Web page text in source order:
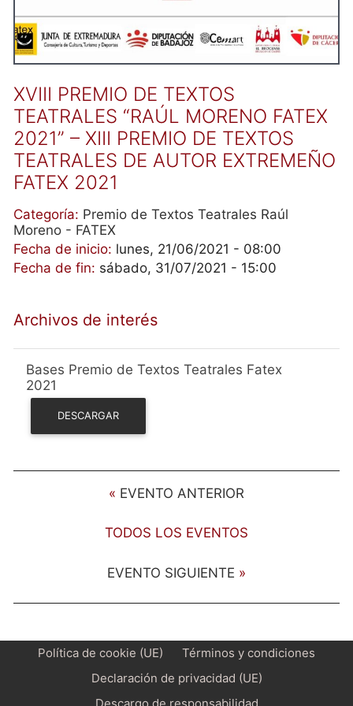
XVIII PREMIO DE TEXTOS
TEATRALES “RAÚL MORENO FATEX
2021” – XIII PREMIO DE TEXTOS
TEATRALES DE AUTOR EXTREMEÑO
FATEX 2021
Categoría: Premio de Textos Teatrales Raúl
Moreno - FATEX
Fecha de inicio: lunes, 21/06/2021 - 08:00
Fecha de fin: sábado, 31/07/2021 - 15:00
Archivos de interés
Bases Premio de Textos Teatrales Fatex
2021
DESCARGAR
« EVENTO ANTERIOR
TODOS LOS EVENTOS
EVENTO SIGUIENTE »
Política de cookie (UE)
Términos y condiciones
Declaración de privacidad (UE)